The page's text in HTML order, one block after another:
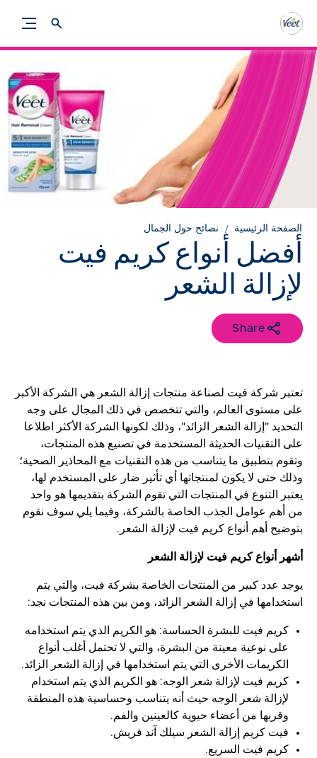
الصفحة الرئيسية نصائح حول الجمال
أفضل أنواع كريم فيت
لإزالة الشعر
Share
تعتبر شركة فيت لصناعة منتجات إزالة الشعر هي الشركة الأكبر
على مستوى العالم، والتي تتخصص في ذلك المجال على وجه
التحديد "إزالة الشعر الزائد"، وذلك لكونها الشركة الأكثر اطلاعا
على التقنيات الحديثة المستخدمة في تصنيع هذه المنتجات،
وتقوم بتطبيق ما يتناسب من هذه التقنيات مع المحاذير الصحية؛
وذلك حتى لا يكون لمنتجاتها أي تأثير ضار على المستخدم لها،
يعتبر التنوع في المنتجات التي تقوم الشركة بتقديمها هو واحد
من أهم عوامل الجذب الخاصة بالشركة، وفيما يلي سوف نقوم
بتوضيح أهم أنواع كريم فيت لإزالة الشعر.
أشهر أنواع كريم فيت لإزالة الشعر
يوجد عدد كبير من المنتجات الخاصة بشركة فيت، والتي يتم
استخدامها في إزالة الشعر الزائد، ومن بين هذه المنتجات نجد:
كريم فيت للبشرة الحساسة: هو الكريم الذي يتم استخدامه
على نوعية معينة من البشرة، والتي لا تحتمل أغلب أنواع
الكريمات الأخرى التي يتم استخدامها في إزالة الشعر الزائد.
كريم فيت لإزالة شعر الوجه: هو الكريم الذي يتم استخدام
لإزالة شعر الوجه حيث أنه يتناسب وحساسية هذه المنطقة
وقربها من أعضاء حيوية كالعينين والفم.
فيت كريم إزالة الشعر سيلك آند فريش.
كريم فيت السريع.